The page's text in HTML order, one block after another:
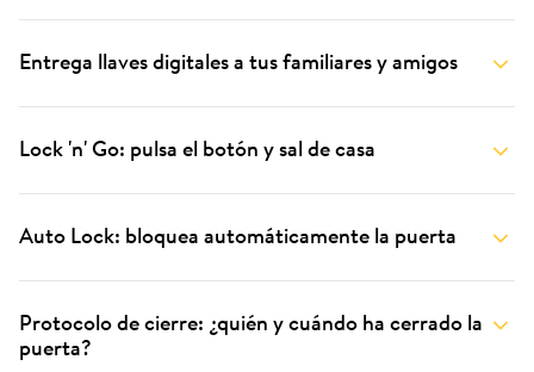
Entrega llaves digitales a tus familiares y amigos
Lock 'n' Go: pulsa el botón y sal de casa
Auto Lock: bloquea automáticamente la puerta
Protocolo de cierre: ¿quién y cuándo ha cerrado la
puerta?